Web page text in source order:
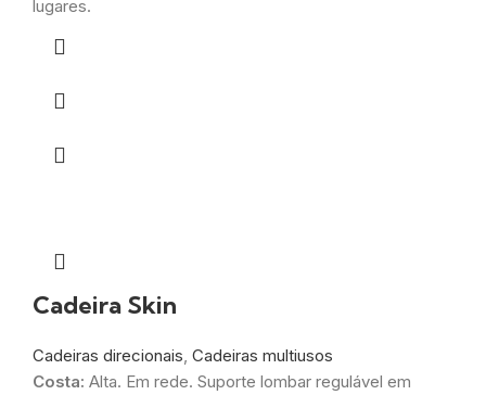
lugares.
Cadeira Skin
Cadeiras direcionais, Cadeiras multiusos
Costa: Alta. Em rede. Suporte lombar regulável em